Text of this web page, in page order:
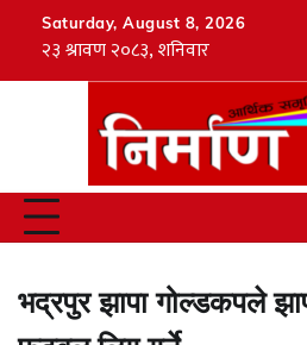
Saturday, August 8, 2026
भद्रपुर झापा गोल्डकपले